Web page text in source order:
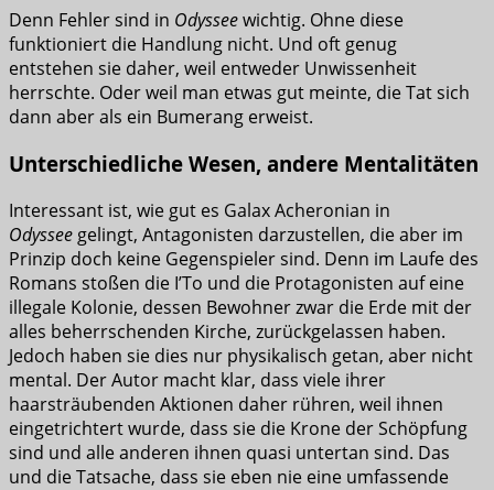
Denn Fehler sind in Odysseewichtig. Ohne diese
funktioniert die Handlung nicht. Und oft genug
entstehen sie daher, weil entweder Unwissenheit
herrschte. Oder weil man etwas gut meinte, die Tat sich
dann aber als ein Bumerang erweist.
Unterschiedliche Wesen, andere Mentalitäten
Interessant ist, wie gut es Galax Acheronian in
Odyssee gelingt, Antagonisten darzustellen, die aber im
Prinzip doch keine Gegenspieler sind. Denn im Laufe des
Romans stoßen die I’To und die Protagonisten auf eine
illegale Kolonie, dessen Bewohner zwar die Erde mit der
alles beherrschenden Kirche, zurückgelassen haben.
Jedoch haben sie dies nur physikalisch getan, aber nicht
mental. Der Autor macht klar, dass viele ihrer
haarsträubenden Aktionen daher rühren, weil ihnen
eingetrichtert wurde, dass sie die Krone der Schöpfung
sind und alle anderen ihnen quasi untertan sind. Das
und die Tatsache, dass sie eben nie eine umfassende